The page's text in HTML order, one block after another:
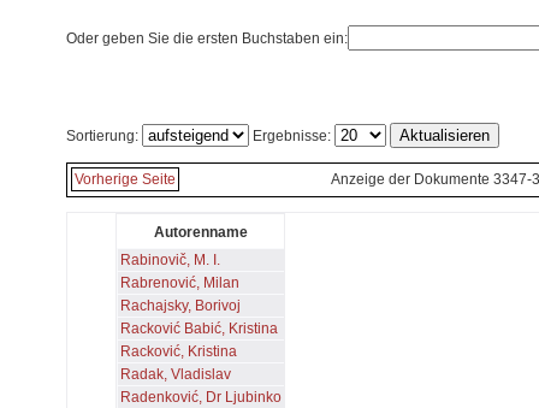
Oder geben Sie die ersten Buchstaben ein:
Sortierung: Ergebnisse:
Vorherige Seite Anzeige der Dokumente 3347-
Autorenname
Rabinovič, M. I.
Rabrenović, Milan
Rachajsky, Borivoj
Racković Babić, Kristina
Racković, Kristina
Radak, Vladislav
Radenković, Dr Ljubinko